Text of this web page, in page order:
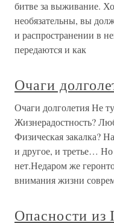
битве за выживание.
необязательны, вы
и распространении в
передаются и как
Очаги
Очаги долголетия Не
Жизнерадостность?
Физическая закалка?
и другое, и третье…
нет.Недаром же
внимания жизни
Опасности из